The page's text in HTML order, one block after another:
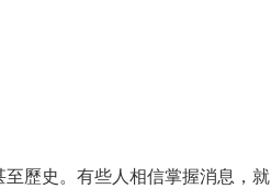
歷史。有些人相信掌握消息，就